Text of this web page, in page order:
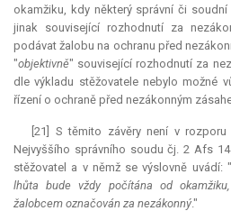
okamžiku, kdy některý správní či
jinak související rozhodnutí za
podávat žalobu na ochranu před
"objektivně" související rozhodnutí za
dle výkladu stěžovatele nebylo možné
řízení o ochraně před nezákonným
[21] S těmito závěry není v
Nejvyššího správního soudu čj. 2 Afs
stěžovatel a v němž se výslovně uvádí: "
lhůta bude vždy počítána od
žalobcem označován za nezákonný."